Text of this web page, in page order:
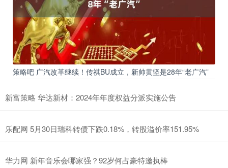
策略吧 广汽改革继续！传祺BU成立，新帅黄坚是28年“老广汽”
新富策略 华达新材：2024年年度权益分派实施公告
乐配网 5月30日瑞科转债下跌0.18%，转股溢价率151.95%
华力网 新年音乐会哪家强？92岁何占豪特邀执棒